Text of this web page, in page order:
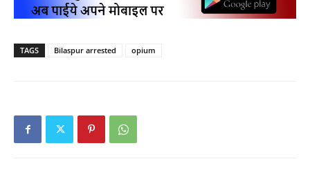
TAGS Bilaspur arrested opium